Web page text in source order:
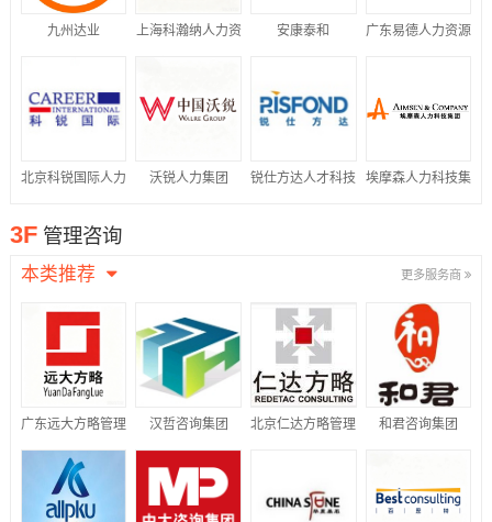
九州达业 上海科瀚纳人力资 安康泰和 广东易德人力资源
北京科锐国际人力 沃锐人力集团 锐仕方达人才科技 埃摩森人力科技集
3F 管理咨询
本类推荐 更多服务商
广东远大方略管理
咨询有限公司
汉哲咨询集团 北京仁达方略管理 和君咨询集团